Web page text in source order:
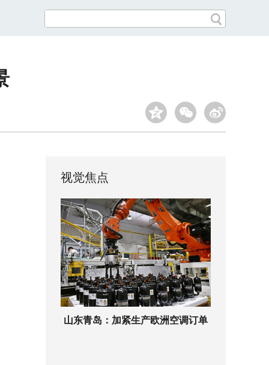
视觉焦点
山东青岛：加紧生产欧洲空调订单